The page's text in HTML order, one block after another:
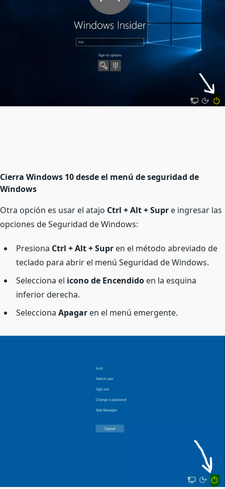
Cierra Windows 10 desde el menú de seguridad de
Windows
Otra opción es usar el atajo Ctrl + Alt + Supr e ingresar las
opciones de Seguridad de Windows:
Presiona Ctrl + Alt + Supr en el método abreviado de
teclado para abrir el menú Seguridad de Windows.
Selecciona el icono de Encendido en la esquina
inferior derecha.
Selecciona Apagar en el menú emergente.